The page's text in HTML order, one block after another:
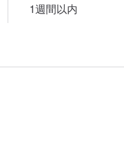
1週間以内